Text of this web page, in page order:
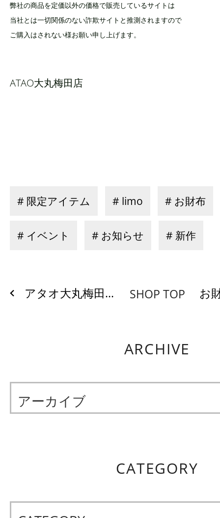
弊社の商品を定価以外の価格で販売しているサイトは
当社とは一切関係のない詐欺サイトと推測されますので
ご購入はされない様お願い申し上げます。
ATAO大丸梅田店
# 限定アイテム # limo # お財布
# イベント # お知らせ # 新作
アタオ大丸梅田... SHOP TOP お
ARCHIVE
アーカイブ
CATEGORY